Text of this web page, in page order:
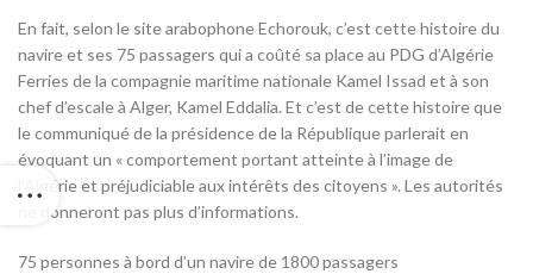
En fait, selon le site arabophone Echorouk, c’est cette histoire du
navire et ses 75 passagers qui a coûté sa place au PDG d’Algérie
Ferries de la compagnie maritime nationale Kamel Issad et à son
chef d’escale à Alger, Kamel Eddalia. Et c’est de cette histoire que
le communiqué de la présidence de la République parlerait en
évoquant un « comportement portant atteinte à l’image de
l’Algérie et préjudiciable aux intérêts des citoyens ». Les autorités
ne donneront pas plus d’informations.
75 personnes à bord d’un navire de 1800 passagers